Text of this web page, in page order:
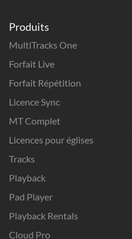
Produits
MultiTracks One
Forfait Live
Forfait Répétition
Licence Sync
MT Complet
Licences pour églises
Tracks
Playback
Pad Player
Playback Rentals
Cloud Pro